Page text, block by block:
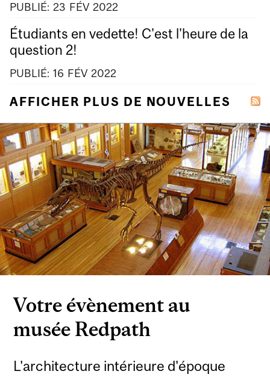
PUBLIÉ: 23 FÉV 2022
Étudiants en vedette! C'est l'heure de la
question 2!
PUBLIÉ: 16 FÉV 2022
AFFICHER PLUS DE NOUVELLES
Votre évènement au
musée Redpath
L'architecture intérieure d'époque